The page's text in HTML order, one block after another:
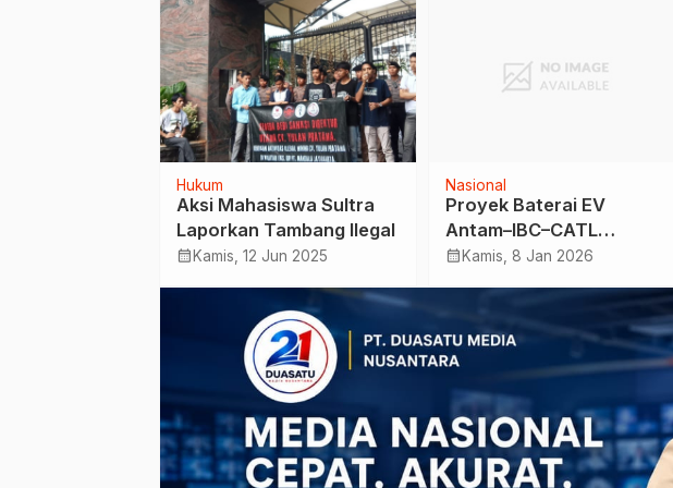
Hukum
Aksi Mahasiswa Sultra
Laporkan Tambang Ilegal
calendar_month Kamis, 12 Jun 2025
Nasional
Proyek Baterai EV
Antam–IBC–CATL
Produksi 2026
calendar_month Kamis, 8 Jan 2026